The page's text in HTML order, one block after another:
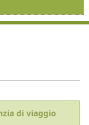
di viaggio